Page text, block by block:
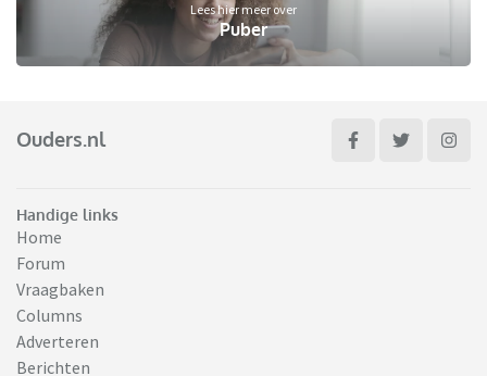
Lees hier meer over
Puber
Ouders.nl
Handige links
Home
Forum
Vraagbaken
Columns
Adverteren
Berichten